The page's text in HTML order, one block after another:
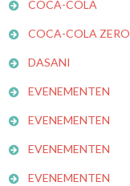
COCA-COLA
COCA-COLA ZERO
DASANI
EVENEMENTEN
EVENEMENTEN
EVENEMENTEN
EVENEMENTEN